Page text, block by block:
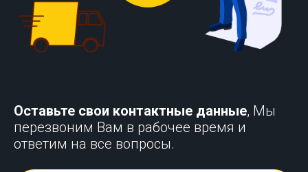
Оставьте свои контактные данные, Мы
перезвоним Вам в рабочее время и
ответим на все вопросы.